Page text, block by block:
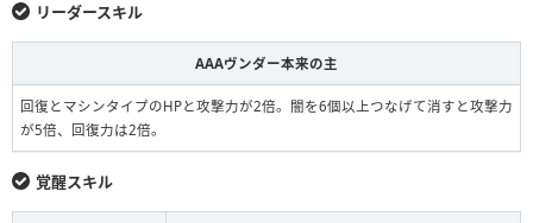
リーダースキル
AAAヴンダー本来の主
回復とマシンタイプのHPと攻撃力が2倍。闇を6個以上つなげて消すと攻撃力
が5倍、回復力は2倍。
覚醒スキル